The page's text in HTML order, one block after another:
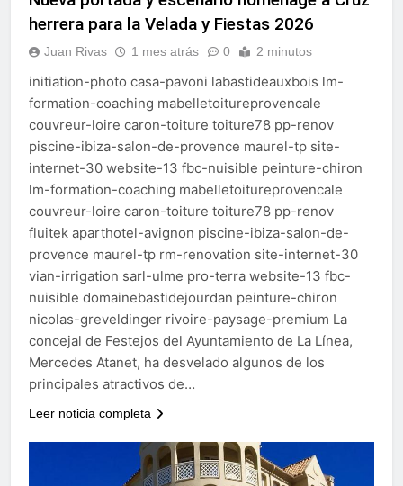
echa el cierre con éxito
rotundo
2 Semanas Atrás
La Mancomunidad y el
Campo de Gibraltar renuevan
su convenio de colaboración
2 Semanas Atrás
Tráfico especial para
despedir la feria. Ojo si vas
a Santa Bárbara
2 Semanas Atrás
La feria se despide por todo
lo alto: Antonio José,
fuegos artificiales y música
hasta el amanecer
2 Semanas Atrás
herrera para la Velada y Fiestas 2026
Juan Rivas 1 mes atrás 0 2 minutos
initiation-photo casa-pavoni labastideauxbois lm-
formation-coaching mabelletoitureprovencale
couvreur-loire caron-toiture toiture78 pp-renov
piscine-ibiza-salon-de-provence maurel-tp site-
internet-30 website-13 fbc-nuisible peinture-chiron
lm-formation-coaching mabelletoitureprovencale
couvreur-loire caron-toiture toiture78 pp-renov
fluitek aparthotel-avignon piscine-ibiza-salon-de-
provence maurel-tp rm-renovation site-internet-30
vian-irrigation sarl-ulme pro-terra website-13 fbc-
nuisible domainebastidejourdan peinture-chiron
nicolas-greveldinger rivoire-paysage-premium La
concejal de Festejos del Ayuntamiento de La Línea,
Mercedes Atanet, ha desvelado algunos de los
principales atractivos de…
Leer noticia completa